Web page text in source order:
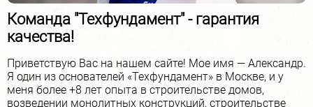
Команда "Техфундамент" - гарантия
качества!
Приветствую Вас на нашем сайте! Мое имя — Александр.
Я один из основателей «Техфундамент» в Москве, и у
меня более +8 лет опыта в строительстве домов,
возведении монолитных конструкций, строительстве